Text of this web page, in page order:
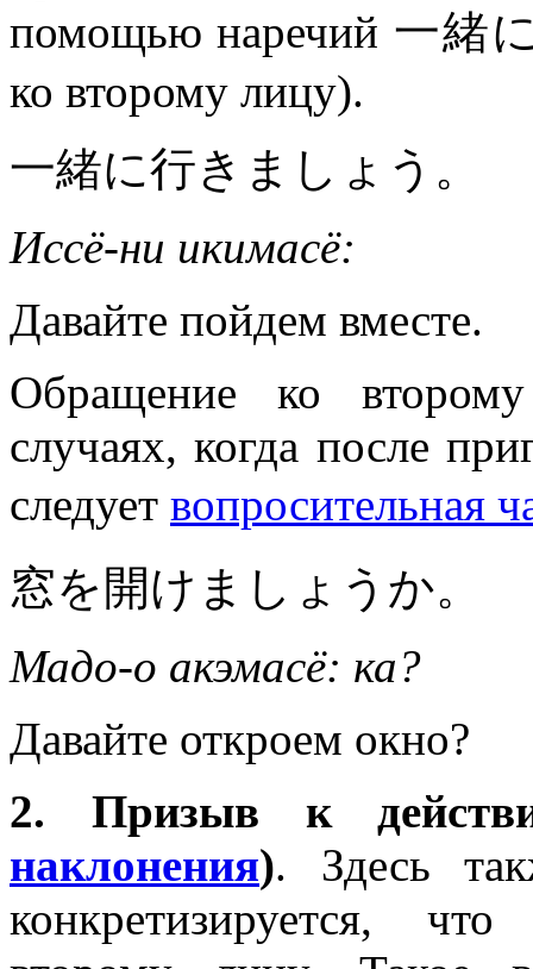
помощью наречий 一緒
ко второму лицу).
一緒に行きましょう。
Иссё-ни икимасё:
Давайте пойдем вместе.
Обращение ко
случаях, когда после
следует вопросительная
窓を開けましょうか。
Мадо-о акэмасё: ка?
Давайте откроем окно?
2. Призыв к
наклонения). Здесь
конкретизируется,